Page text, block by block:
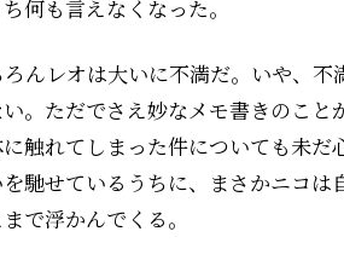
何も言えなくなった。
んレオは大いに不満だ。いや、不
。ただでさえ妙なメモ書きのこと
触れてしまった件についても未だ
馳せているうちに、まさかニコ
で浮かんでくる。